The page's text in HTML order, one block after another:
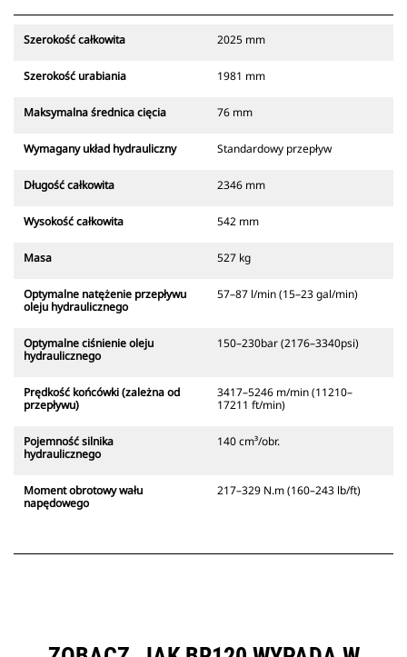
Szerokość całkowita 2025 mm
Szerokość urabiania 1981 mm
Maksymalna średnica cięcia 76 mm
Wymagany układ hydrauliczny Standardowy przepływ
Długość całkowita 2346 mm
Wysokość całkowita 542 mm
Masa 527 kg
Optymalne natężenie przepływu
oleju hydraulicznego
57–87 l/min (15–23 gal/min)
Optymalne ciśnienie oleju
hydraulicznego
150–230bar (2176–3340psi)
Prędkość końcówki (zależna od
przepływu)
3417–5246 m/min (11210–
17211 ft/min)
Pojemność silnika
hydraulicznego
140 cm³/obr.
Moment obrotowy wału
napędowego
217–329 N.m (160–243 lb/ft)